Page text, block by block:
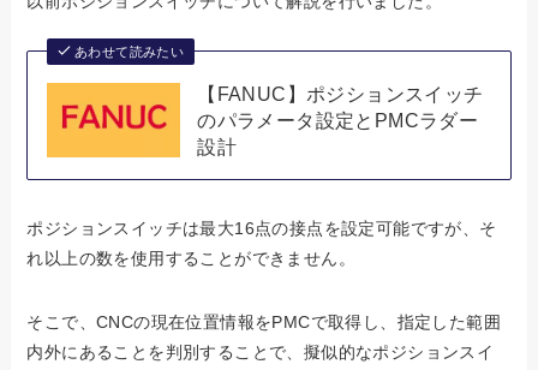
あわせて読みたい
【FANUC】ポジションスイッチ
のパラメータ設定とPMCラダー
設計
ポジションスイッチは最大16点の接点を設定可能ですが、そ
れ以上の数を使用することができません。
そこで、CNCの現在位置情報をPMCで取得し、指定した範囲
内外にあることを判別することで、擬似的なポジションスイ